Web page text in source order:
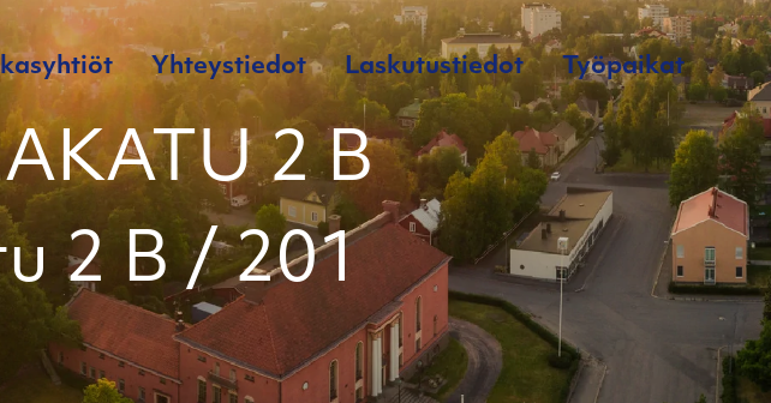
Yhteystiedot Laskutustiedot Työpaikat
2 B
2 B / 201